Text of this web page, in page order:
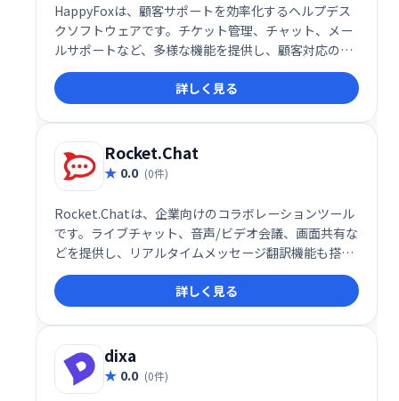
HappyFoxは、顧客サポートを効率化するヘルプデス
クソフトウェアです。チケット管理、チャット、メー
ルサポートなど、多様な機能を提供し、顧客対応の迅
速化と業務の効率化を実現します。ユーザーフレンド
リーなインターフェースで、スムーズな導入と運用が
可能です。
詳しく見る
Rocket.Chat
0.0 (0件)
Rocket.Chatは、企業向けのコラボレーションツール
です。ライブチャット、音声/ビデオ会議、画面共有な
どを提供し、リアルタイムメッセージ翻訳機能も搭
載。複数言語での円滑なコミュニケーションを実現
し、チームの生産性向上を支援します。
詳しく見る
dixa
0.0 (0件)